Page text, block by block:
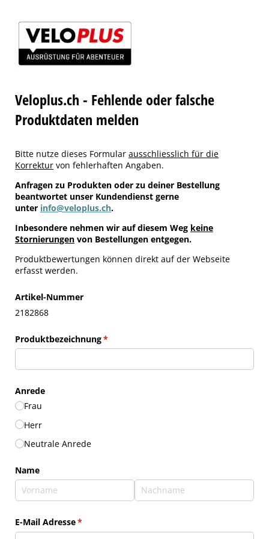
Veloplus.ch - Fehlende oder falsche
Produktdaten melden
Bitte nutze dieses Formular ausschliesslich für die
Korrektur von fehlerhaften Angaben.
Anfragen zu Produkten oder zu deiner Bestellung
beantwortet unser Kundendienst gerne
unter info@veloplus.ch.
Inbesondere nehmen wir auf diesem Weg keine
Stornierungen von Bestellungen entgegen.
Produktbewertungen können direkt auf der Webseite
erfasst werden.
Artikel-Nummer
2182868
Produktbezeichnung*
(erforderlich)
Anrede
Frau
Herr
Neutrale Anrede
Name
E-Mail Adresse*
(erforderlich)